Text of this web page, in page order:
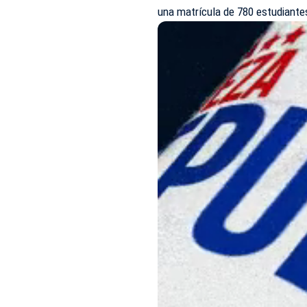
una matrícula de 780